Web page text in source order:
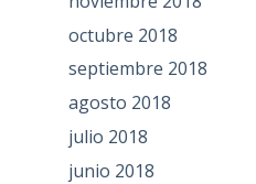
octubre 2018
septiembre 2018
agosto 2018
julio 2018
junio 2018